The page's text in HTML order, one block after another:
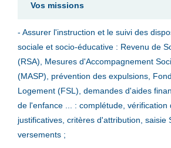
Vos missions
- Assurer l'instruction et le suivi des
sociale et socio-éducative : Revenu de
(RSA), Mesures d'Accompagnement
(MASP), prévention des expulsions,
Logement (FSL), demandes d'aides
de l'enfance ... : complétude, vérification
justificatives, critères d'attribution, saisie
versements ;